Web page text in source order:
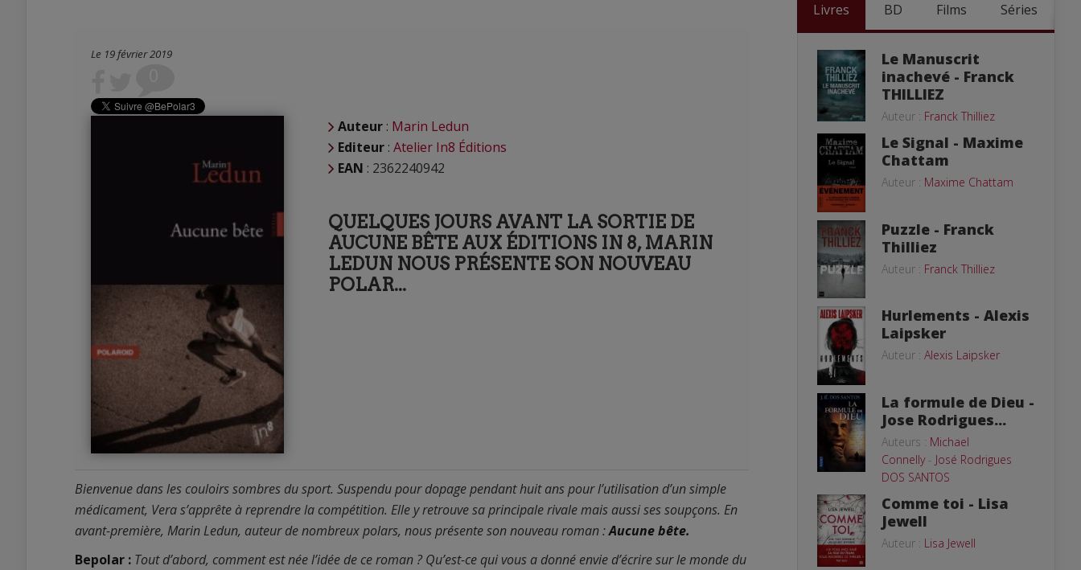
Le 19 février 2019
Auteur : Marin Ledun
Editeur : Atelier In8 Éditions
EAN : 2362240942
QUELQUES JOURS AVANT LA SORTIE DE
AUCUNE BÊTE AUX ÉDITIONS IN 8, MARIN
LEDUN NOUS PRÉSENTE SON NOUVEAU
POLAR...
Bienvenue dans les couloirs sombres du sport. Suspendu pour dopage pendant huit ans pour l’utilisation d’un simple
médicament, Vera s’apprête à reprendre la compétition. Elle y retrouve sa principale rivale mais aussi ses soupçons. En
avant-première, Marin Ledun, auteur de nombreux polars, nous présente son nouveau roman :Aucune bête.
Bepolar : Tout d’abord, comment est née l’idée de ce roman ? Qu’est-ce qui vous a donné envie d’écrire sur le monde du
Livres BD Films Séries
Le Manuscrit
inachevé - Franck
THILLIEZ
Auteur : Franck Thilliez
Le Signal - Maxime
Chattam
Auteur : Maxime Chattam
Puzzle - Franck
Thilliez
Auteur : Franck Thilliez
Hurlements - Alexis
Laipsker
Auteur : Alexis Laipsker
La formule de Dieu -
Jose Rodrigues...
Auteurs : Michael
Connelly- José Rodrigues
DOS SANTOS
Comme toi - Lisa
Jewell
Auteur : Lisa Jewell